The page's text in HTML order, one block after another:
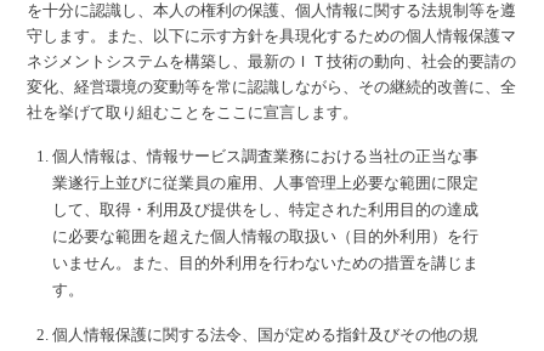
を十分に認識し、本人の権利の保護、個人情報に関する法規制等を遵
守します。また、以下に示す方針を具現化するための個人情報保護マ
ネジメントシステムを構築し、最新のＩＴ技術の動向、社会的要請の
変化、経営環境の変動等を常に認識しながら、その継続的改善に、全
社を挙げて取り組むことをここに宣言します。
個人情報は、情報サービス調査業務における当社の正当な事
業遂行上並びに従業員の雇用、人事管理上必要な範囲に限定
して、取得・利用及び提供をし、特定された利用目的の達成
に必要な範囲を超えた個人情報の取扱い（目的外利用）を行
いません。また、目的外利用を行わないための措置を講じま
す。
個人情報保護に関する法令、国が定める指針及びその他の規